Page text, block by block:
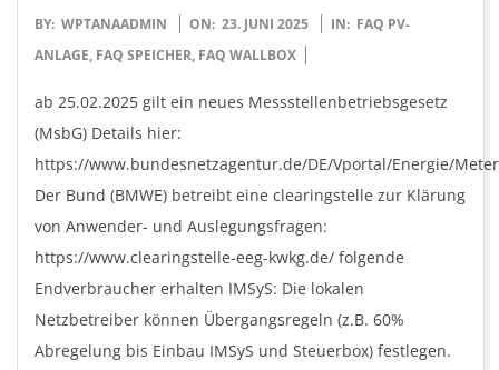
2025-
06-
BY: WPTANAADMIN ON: 23. JUNI 2025 IN: FAQ PV-
ANLAGE, FAQ SPEICHER, FAQ WALLBOX
ab 25.02.2025 gilt ein neues Messstellenbetriebsgesetz
(MsbG) Details hier:
https://www.bundesnetzagentur.de/DE/Vportal/Energie/
Der Bund (BMWE) betreibt eine clearingstelle zur Klärung
von Anwender- und Auslegungsfragen:
https://www.clearingstelle-eeg-kwkg.de/ folgende
Endverbraucher erhalten IMSyS: Die lokalen
Netzbetreiber können Übergangsregeln (z.B. 60%
Abregelung bis Einbau IMSyS und Steuerbox) festlegen.